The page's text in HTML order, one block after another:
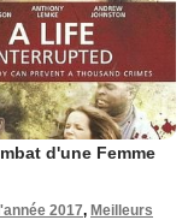
d'une Femme
2017, Meilleurs